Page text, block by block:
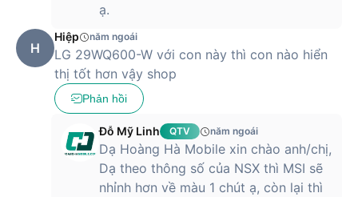
ạ.
H
Hiệp năm ngoái
LG 29WQ600-W với con này thì con nào hiển
thị tốt hơn vậy shop
Phản hồi
Đỗ Mỹ Linh QTV năm ngoái
Dạ Hoàng Hà Mobile xin chào anh/chị,
Dạ theo thông số của NSX thì MSI sẽ
nhỉnh hơn về màu 1 chút ạ, còn lại thì